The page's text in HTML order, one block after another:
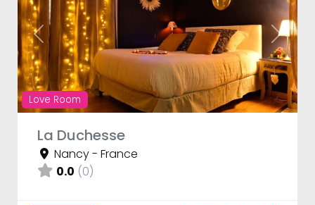
Love Room
Previous Next
La Duchesse
Nancy- France
0.0 (0)